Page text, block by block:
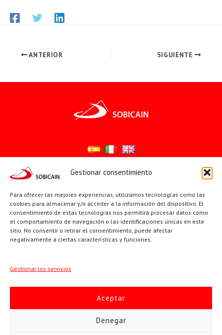
Gestionar consentimiento
Para ofrecer las mejores experiencias, utilizamos tecnologías como las
cookies para almacenar y/o acceder a la información del dispositivo. El
consentimiento de estas tecnologías nos permitirá procesar datos como
el comportamiento de navegación o las identificaciones únicas en este
sitio. No consentir o retirar el consentimiento, puede afectar
negativamente a ciertas características y funciones.
Gestionar los servicios
Aceptar
Denegar
ANTERIOR SIGUIENTE
YouTube
X Facebook
PÁGINAS INSTITUCIONALES
SOBICAIN / Sociedad Bíblica Católica Internacional · C/ Protasio